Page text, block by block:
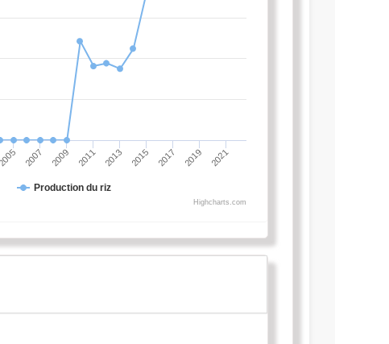
Production du riz
2005 2007 2009 2011 2013 2015 2017 2019 2021
Highcharts.com